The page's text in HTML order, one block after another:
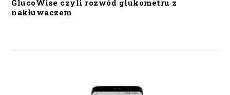
GlucoWise czyli rozwód glukometru z
nakłuwaczem